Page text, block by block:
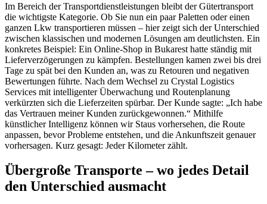
Im Bereich der Transportdienstleistungen bleibt der Gütertransport
die wichtigste Kategorie. Ob Sie nun ein paar Paletten oder einen
ganzen Lkw transportieren müssen – hier zeigt sich der Unterschied
zwischen klassischen und modernen Lösungen am deutlichsten. Ein
konkretes Beispiel: Ein Online-Shop in Bukarest hatte ständig mit
Lieferverzögerungen zu kämpfen. Bestellungen kamen zwei bis drei
Tage zu spät bei den Kunden an, was zu Retouren und negativen
Bewertungen führte. Nach dem Wechsel zu Crystal Logistics
Services mit intelligenter Überwachung und Routenplanung
verkürzten sich die Lieferzeiten spürbar. Der Kunde sagte: „Ich habe
das Vertrauen meiner Kunden zurückgewonnen.“ Mithilfe
künstlicher Intelligenz können wir Staus vorhersehen, die Route
anpassen, bevor Probleme entstehen, und die Ankunftszeit genauer
vorhersagen. Kurz gesagt: Jeder Kilometer zählt.
Übergroße Transporte – wo jedes Detail
den Unterschied ausmacht